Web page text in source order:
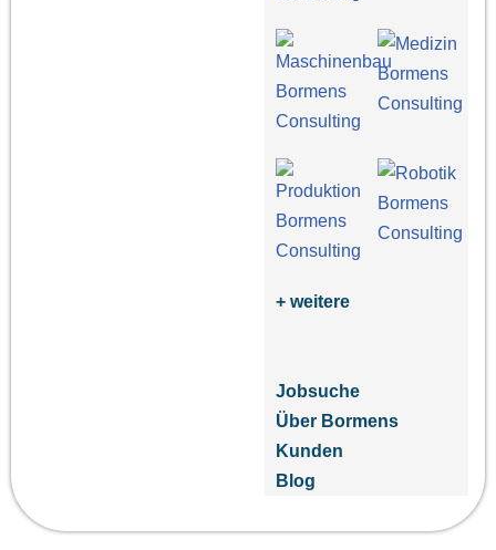
+ weitere
Jobsuche
Über Bormens
Kunden
Blog